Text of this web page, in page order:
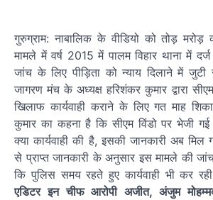
गुरुग्राम: नाबालिक के वीडियो को तोड़
मामले में वर्ष 2015 में पालम विहार थाना में
जांच के लिए पीड़िता को न्याय दिलाने में
जागरण मंच के अध्यक्ष हरिशंकर कुमार द्वारा
खिलाफ कार्यवाही कराने के लिए गत माह
कुमार का कहना है कि सीएम विंडो पर भेजी
क्या कार्यवाही की है, इसकी जानकारी अब
से प्राप्त जानकारी के अनुसार इस मामले की
कि पुलिस समय रहते हुए कार्यवाही भी कर
एडिटर इन चीफ आरोपी अजीत, अंजुम